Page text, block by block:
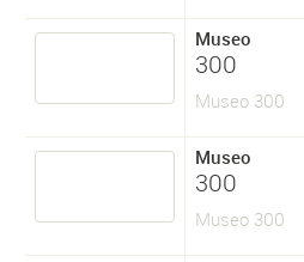
Museo
300
Museo 300
Museo
300
Museo 300